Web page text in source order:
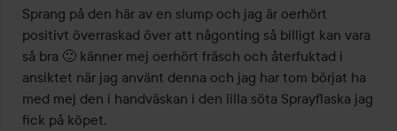
av
5
Sprang på den här av en slump och jag är oerhört
positivt överraskad över att någonting så billigt kan vara
så bra 🙂 känner mej oerhört fräsch och återfuktad i
ansiktet när jag använt denna och jag har tom börjat ha
med mej den i handväskan i den lilla söta Sprayflaska jag
fick på köpet.